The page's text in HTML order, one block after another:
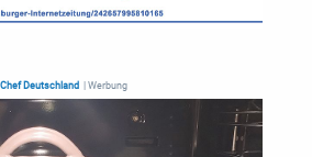
Deutschland | Werbung